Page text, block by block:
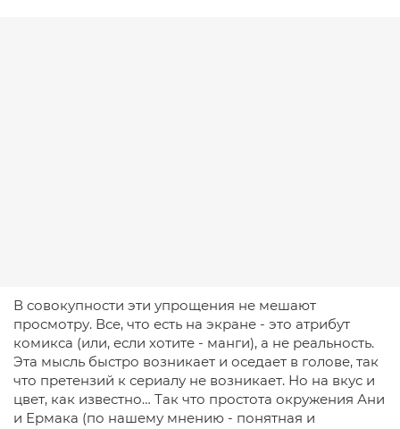
В совокупности эти упрощения не мешают
просмотру. Все, что есть на экране - это атрибут
комикса (или, если хотите - манги), а не реальность.
Эта мысль быстро возникает и оседает в голове, так
что претензий к сериалу не возникает. Но на вкус и
цвет, как известно… Так что простота окружения Ани
и Ермака (по нашему мнению - понятная и